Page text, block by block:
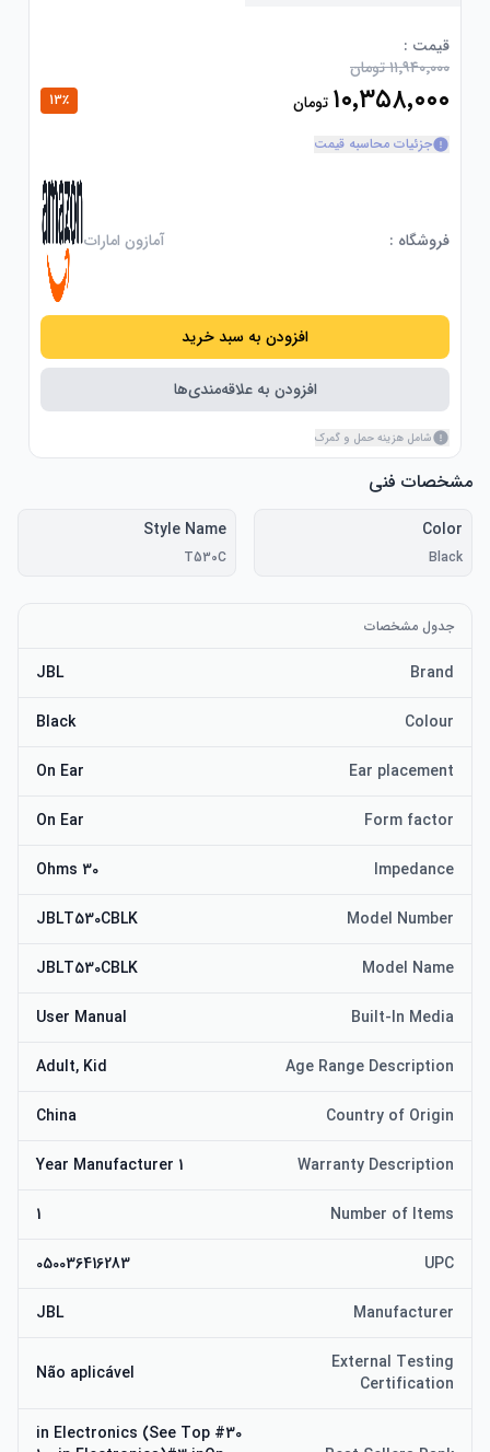
قیمت :
۱۱٬۹۴۰٬۰۰۰ تومان
۱۰٬۳۵۸٬۰۰۰ تومان 13٪
جزئیات محاسبه قیمت
فروشگاه : آمازون امارات
افزودن به سبد خرید
افزودن به علاقه‌مندی‌ها
شامل هزینه حمل و گمرک
مشخصات فنی
Color
Black
Style Name
T530C
جدول مشخصات
Brand
JBL
Colour
Black
Ear placement
On Ear
Form factor
On Ear
Impedance
30 Ohms
Model Number
JBLT530CBLK
Model Name
JBLT530CBLK
Built-In Media
User Manual
Age Range Description
Adult, Kid
Country of Origin
China
Warranty Description
1 Year Manufacturer
Number of Items
1
UPC
050036416283
Manufacturer
JBL
External Testing
Certification
Não aplicável
#30 in Electronics (See Top